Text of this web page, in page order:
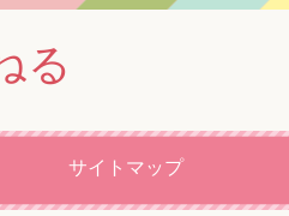
る
サイトマップ